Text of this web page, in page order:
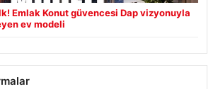
ilk! Emlak Konut güvencesi Dap vizyonuyla
ev modeli